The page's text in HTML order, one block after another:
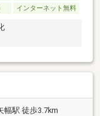
インターネット無料
幅駅 徒歩3.7km